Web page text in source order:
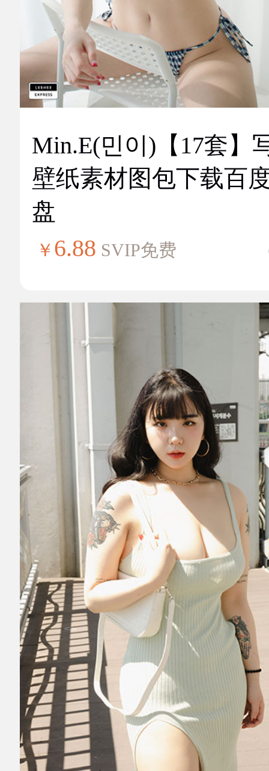
Min.E(민이)【17套】
壁纸素材图包下载百
盘
￥ 6.88 SVIP免费